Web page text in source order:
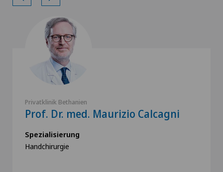
Privatklinik Bethanien
Prof. Dr. med. Maurizio Calcagni
Spezialisierung
Handchirurgie